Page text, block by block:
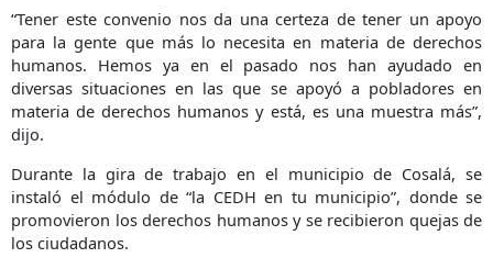
“Tener este convenio nos da una certeza de tener un apoyo
para la gente que más lo necesita en materia de derechos
humanos. Hemos ya en el pasado nos han ayudado en
diversas situaciones en las que se apoyó a pobladores en
materia de derechos humanos y está, es una muestra más”,
dijo.
Durante la gira de trabajo en el municipio de Cosalá, se
instaló el módulo de “la CEDH en tu municipio”, donde se
promovieron los derechos humanos y se recibieron quejas de
los ciudadanos.